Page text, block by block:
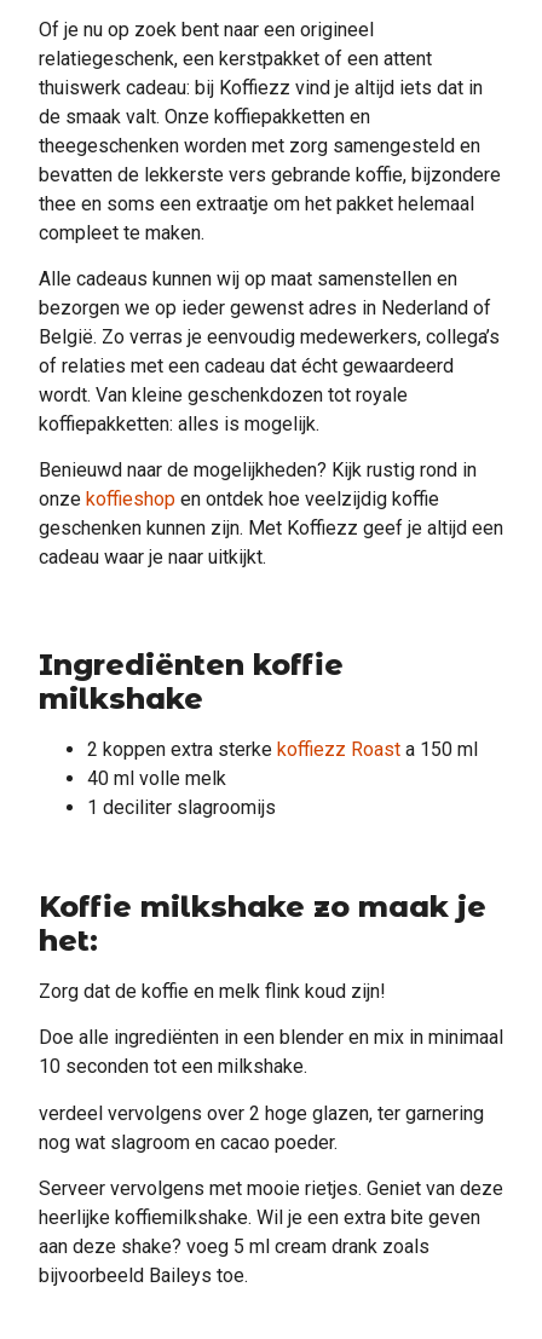
Of je nu op zoek bent naar een origineel
relatiegeschenk, een kerstpakket of een attent
thuiswerk cadeau: bij Koffiezz vind je altijd iets dat in
de smaak valt. Onze koffiepakketten en
theegeschenken worden met zorg samengesteld en
bevatten de lekkerste vers gebrande koffie, bijzondere
thee en soms een extraatje om het pakket helemaal
compleet te maken.
Alle cadeaus kunnen wij op maat samenstellen en
bezorgen we op ieder gewenst adres in Nederland of
België. Zo verras je eenvoudig medewerkers, collega’s
of relaties met een cadeau dat écht gewaardeerd
wordt. Van kleine geschenkdozen tot royale
koffiepakketten: alles is mogelijk.
Benieuwd naar de mogelijkheden? Kijk rustig rond in
onze koffieshop en ontdek hoe veelzijdig koffie
geschenken kunnen zijn. Met Koffiezz geef je altijd een
cadeau waar je naar uitkijkt.
Ingrediënten koffie
milkshake
2 koppen extra sterke koffiezz Roast a 150 ml
40 ml volle melk
1 deciliter slagroomijs
Koffie milkshake zo maak je
het:
Zorg dat de koffie en melk flink koud zijn!
Doe alle ingrediënten in een blender en mix in minimaal
10 seconden tot een milkshake.
verdeel vervolgens over 2 hoge glazen, ter garnering
nog wat slagroom en cacao poeder.
Serveer vervolgens met mooie rietjes. Geniet van deze
heerlijke koffiemilkshake. Wil je een extra bite geven
aan deze shake? voeg 5 ml cream drank zoals
bijvoorbeeld Baileys toe.